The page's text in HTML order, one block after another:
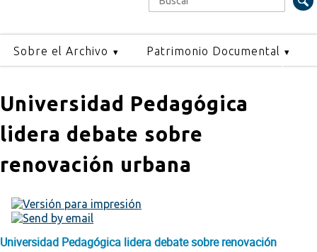
Formulario de búsqueda
Sobre el Archivo Patrimonio Documental
Universidad Pedagógica
lidera debate sobre
renovación urbana
Universidad Pedagógica lidera debate sobre renovación